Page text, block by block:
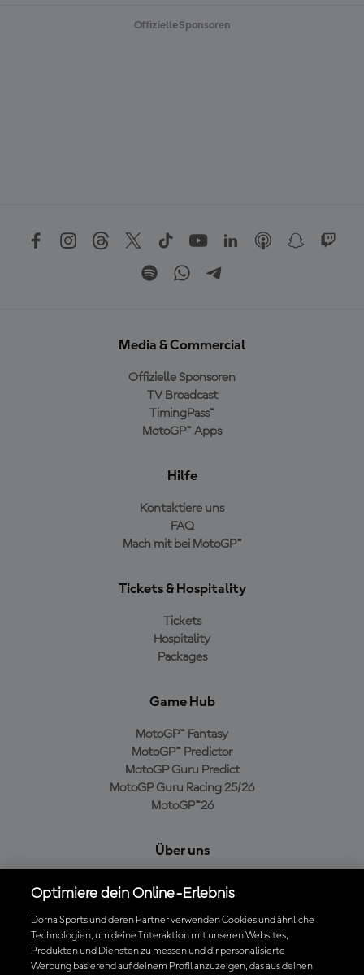
Offizielle Sponsoren
Media & Commercial
Offizielle Sponsoren
TV Broadcast
TimingPass™
MotoGP™ Apps
Hilfe
Kontaktiere uns
FAQ
Mach mit bei MotoGP™
Tickets & Hospitality
Tickets
Hospitality
Packages
Game Hub
MotoGP™ Fantasy
MotoGP™ Predictor
MotoGP Guru Predict
MotoGP Guru Racing 25/26
MotoGP™26
Über uns
Cookie-Richtlinien
Geschäftsbedingungen
Datenschutzrichtlinien
Kaufrichtlinie
Optimiere dein Online-Erlebnis
Dorna Sports und deren Partner verwenden Cookies und ähnliche
Technologien, um deine Interaktion mit unseren Websites,
Produkten und Diensten zu messen und dir personalisierte
Werbung basierend auf deinem Profil anzuzeigen, das aus deinen